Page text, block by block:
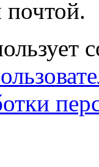
почтой.